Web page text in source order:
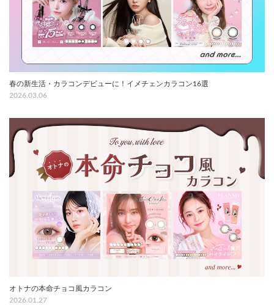
春の新生活・カラコンデビューに！イメチェンカラコン16選
2026.03.06
オトナの本命チョコ風カラコン
2026.01.27